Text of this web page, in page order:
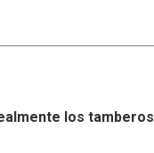
los tamberos